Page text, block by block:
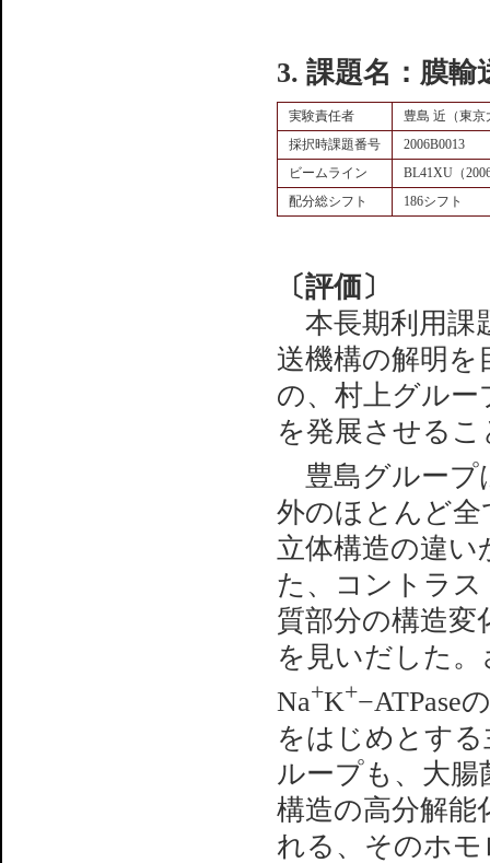
3. 課題名：膜
実験責任者
豊島 近（東京
採択時課題番号
2006B0013
ビームライン
BL41XU（
配分総シフト
186シフト
〔評価〕
本長期利用課
送機構の解明を
の、村上グル
を発展させる
豊島グループ
外のほとんど
立体構造の違
た、コントラ
質部分の構造変
を見いだした
Na+K+−ATPase
をはじめとす
ループも、大
構造の高分解能
れる、そのホ